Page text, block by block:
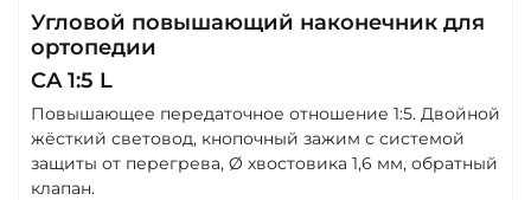
Угловой повышающий наконечник для
ортопедии
CA 1:5 L
Повышающее передаточное отношение 1:5. Двойной
жёсткий световод, кнопочный зажим с системой
защиты от перегрева, Ø хвостовика 1,6 мм, обратный
клапан.